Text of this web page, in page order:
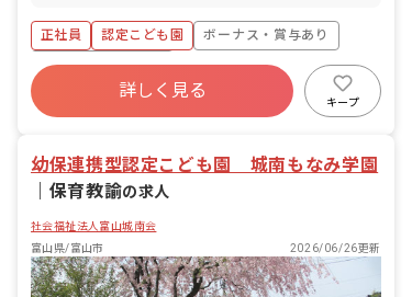
業務等
正社員 認定こども園
ボーナス・賞与あり
年間休日120日以上
寮・住宅・家賃補助あり
社会保険完備
残業少なめ
詳しく見る
キープ
幼保連携型認定こども園 城南もなみ学園
保育教諭の求人
社会福祉法人富山城南会
富山県/富山市
2026/06/26更新